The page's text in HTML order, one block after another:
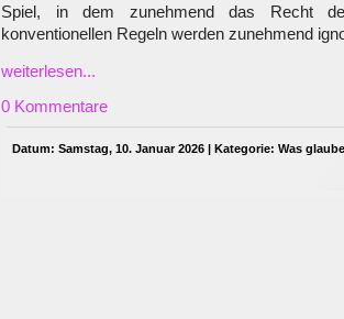
Spiel, in dem zunehmend das Recht
konventionellen Regeln werden zunehmend
weiterlesen...
0 Kommentare
Datum: Samstag, 10. Januar 2026 | Kategorie: Was